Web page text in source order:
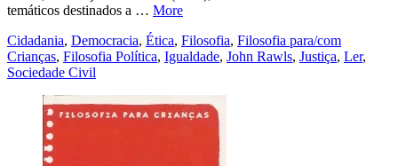
temáticos destinados a … More
Cidadania, Democracia, Ética, Filosofia, Filosofia para/com
Crianças, Filosofia Política, Igualdade, John Rawls, Justiça, Ler,
Sociedade Civil